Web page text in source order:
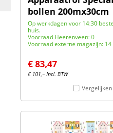
bollen 200mx30cm
Op werkdagen voor 14:30
huis.
Voorraad Heerenveen: 0
Voorraad externe magazijn: 14
€ 83,47
€ 101,– Incl. BTW
Vergelijken